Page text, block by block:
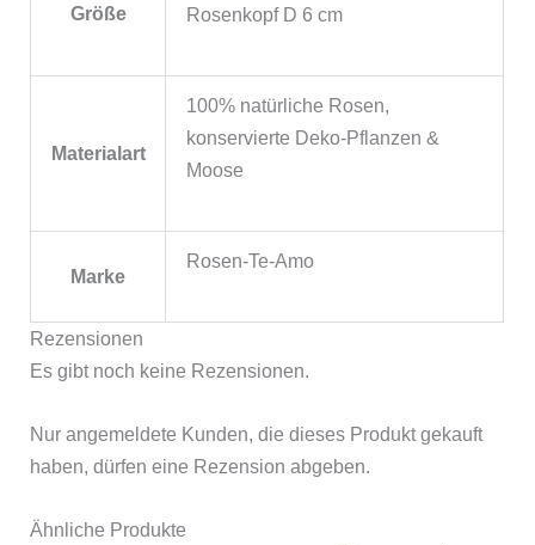
Größe
Rosenkopf D 6 cm
Materialart
100% natürliche Rosen,
konservierte Deko-Pflanzen &
Moose
Marke
Rosen-Te-Amo
Rezensionen
Es gibt noch keine Rezensionen.
Nur angemeldete Kunden, die dieses Produkt gekauft
haben, dürfen eine Rezension abgeben.
Ähnliche Produkte